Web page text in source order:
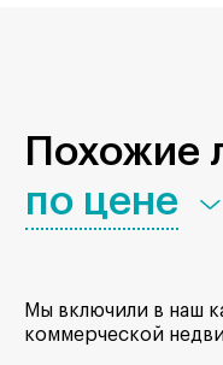
Похожие
по цене
Мы включили в наш
коммерческой